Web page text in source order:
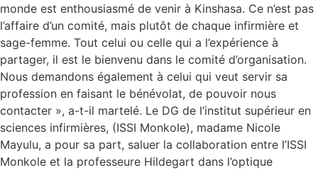
monde est enthousiasmé de venir à Kinshasa. Ce n’est pas
l’affaire d’un comité, mais plutôt de chaque infirmière et
sage-femme. Tout celui ou celle qui a l’expérience à
partager, il est le bienvenu dans le comité d’organisation.
Nous demandons également à celui qui veut servir sa
profession en faisant le bénévolat, de pouvoir nous
contacter », a-t-il martelé. Le DG de l’institut supérieur en
sciences infirmières, (ISSI Monkole), madame Nicole
Mayulu, a pour sa part, saluer la collaboration entre l’ISSI
Monkole et la professeure Hildegart dans l’optique